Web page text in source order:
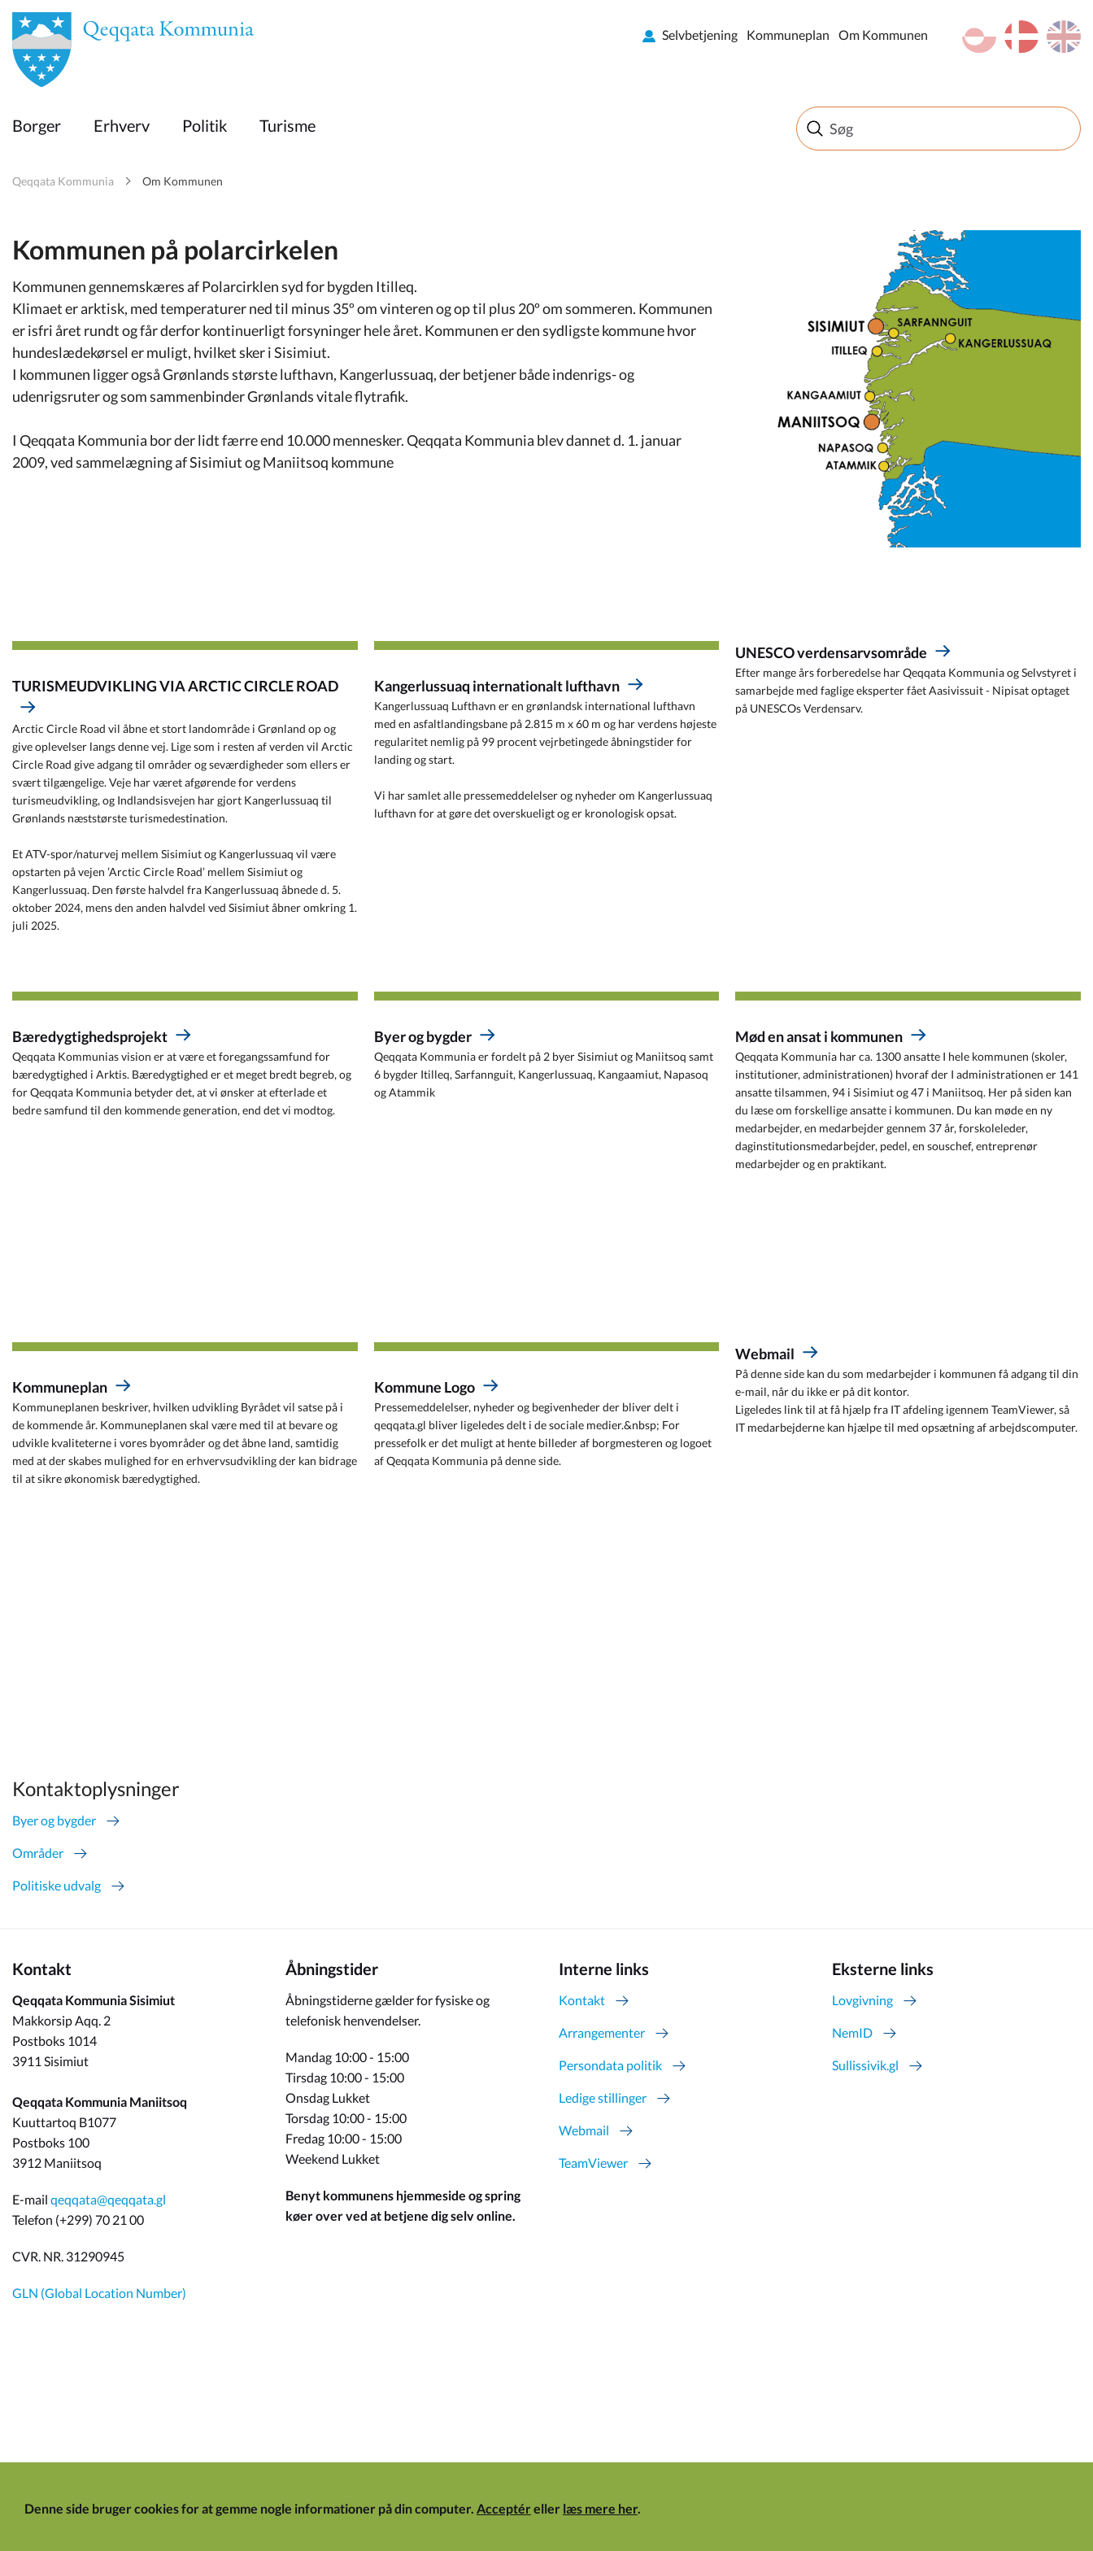
en
Borger
Erhverv
Politik
Turisme
Selvbetjening
Kommuneplan
en
da
kl-GL
Selvbetjening Kommuneplan Om Kommunen
Borger Erhverv Politik Turisme
Qeqqata Kommunia Om Kommunen
Kommunen på polarcirkelen
Kommunen gennemskæres af Polarcirklen syd for bygden Itilleq.
Klimaet er arktisk, med temperaturer ned til minus 35º om vinteren og op til plus 20º om sommeren. Kommunen
er isfri året rundt og får derfor kontinuerligt forsyninger hele året. Kommunen er den sydligste kommune hvor
hundeslædekørsel er muligt, hvilket sker i Sisimiut.
I kommunen ligger også Grønlands største lufthavn, Kangerlussuaq, der betjener både indenrigs- og
udenrigsruter og som sammenbinder Grønlands vitale flytrafik.
I Qeqqata Kommunia bor der lidt færre end 10.000 mennesker. Qeqqata Kommunia blev dannet d. 1. januar
2009, ved sammelægning af Sisimiut og Maniitsoq kommune
TURISMEUDVIKLING VIA ARCTIC CIRCLE ROAD
Arctic Circle Road vil åbne et stort landområde i Grønland op og
give oplevelser langs denne vej. Lige som i resten af verden vil Arctic
Circle Road give adgang til områder og seværdigheder som ellers er
svært tilgængelige. Veje har været afgørende for verdens
turismeudvikling, og Indlandsisvejen har gjort Kangerlussuaq til
Grønlands næststørste turismedestination.
Et ATV-spor/naturvej mellem Sisimiut og Kangerlussuaq vil være
opstarten på vejen ’Arctic Circle Road’ mellem Sisimiut og
Kangerlussuaq. Den første halvdel fra Kangerlussuaq åbnede d. 5.
oktober 2024, mens den anden halvdel ved Sisimiut åbner omkring 1.
juli 2025.
Kangerlussuaq internationalt lufthavn
Kangerlussuaq Lufthavn er en grønlandsk international lufthavn
med en asfaltlandingsbane på 2.815 m x 60 m og har verdens højeste
regularitet nemlig på 99 procent vejrbetingede åbningstider for
landing og start.
Vi har samlet alle pressemeddelelser og nyheder om Kangerlussuaq
lufthavn for at gøre det overskueligt og er kronologisk opsat.
UNESCO verdensarvsområde
Efter mange års forberedelse har Qeqqata Kommunia og Selvstyret i
samarbejde med faglige eksperter fået Aasivissuit - Nipisat optaget
på UNESCOs Verdensarv.
Bæredygtighedsprojekt
Qeqqata Kommunias vision er at være et foregangssamfund for
bæredygtighed i Arktis. Bæredygtighed er et meget bredt begreb, og
for Qeqqata Kommunia betyder det, at vi ønsker at efterlade et
bedre samfund til den kommende generation, end det vi modtog.
Byer og bygder
Qeqqata Kommunia er fordelt på 2 byer Sisimiut og Maniitsoq samt
6 bygder Itilleq, Sarfannguit, Kangerlussuaq, Kangaamiut, Napasoq
og Atammik
Mød en ansat i kommunen
Qeqqata Kommunia har ca. 1300 ansatte I hele kommunen (skoler,
institutioner, administrationen) hvoraf der I administrationen er 141
ansatte tilsammen, 94 i Sisimiut og 47 i Maniitsoq. Her på siden kan
du læse om forskellige ansatte i kommunen. Du kan møde en ny
medarbejder, en medarbejder gennem 37 år, forskoleleder,
daginstitutionsmedarbejder, pedel, en souschef, entreprenør
medarbejder og en praktikant.
Kommuneplan
Kommuneplanen beskriver, hvilken udvikling Byrådet vil satse på i
de kommende år. Kommuneplanen skal være med til at bevare og
udvikle kvaliteterne i vores byområder og det åbne land, samtidig
med at der skabes mulighed for en erhvervsudvikling der kan bidrage
til at sikre økonomisk bæredygtighed.
Kommune Logo
Pressemeddelelser, nyheder og begivenheder der bliver delt i
qeqqata.gl bliver ligeledes delt i de sociale medier.&nbsp; For
pressefolk er det muligt at hente billeder af borgmesteren og logoet
af Qeqqata Kommunia på denne side.
Webmail
På denne side kan du som medarbejder i kommunen få adgang til din
e-mail, når du ikke er på dit kontor.
Ligeledes link til at få hjælp fra IT afdeling igennem TeamViewer, så
IT medarbejderne kan hjælpe til med opsætning af arbejdscomputer.
Kontaktoplysninger
Byer og bygder
Områder
Politiske udvalg
Kontakt
Qeqqata Kommunia Sisimiut
Makkorsip Aqq. 2
Postboks 1014
3911 Sisimiut
Qeqqata Kommunia Maniitsoq
Kuuttartoq B1077
Postboks 100
3912 Maniitsoq
E-mail qeqqata@qeqqata.gl
Telefon (+299) 70 21 00
CVR. NR. 31290945
GLN (Global Location Number)
Åbningstider
Åbningstiderne gælder for fysiske og
telefonisk henvendelser.
Mandag 10:00 - 15:00
Tirsdag 10:00 - 15:00
Onsdag Lukket
Torsdag 10:00 - 15:00
Fredag 10:00 - 15:00
Weekend Lukket
Benyt kommunens hjemmeside og spring
køer over ved at betjene dig selv online.
Interne links
Kontakt
Arrangementer
Persondata politik
Ledige stillinger
Webmail
TeamViewer
Eksterne links
Lovgivning
NemID
Sullissivik.gl
Denne side bruger cookies for at gemme nogle informationer på din computer. Acceptéreller læs mere her.